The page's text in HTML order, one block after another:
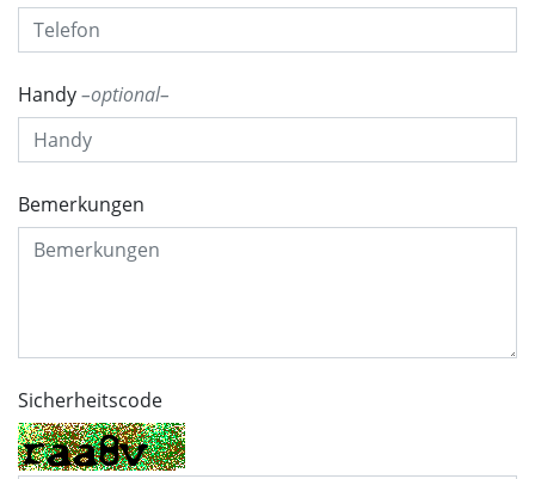
Handy optional
Bemerkungen
Sicherheitscode